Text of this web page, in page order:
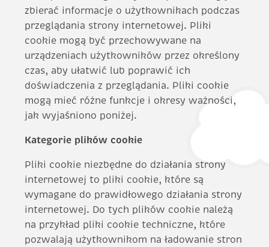
zbierać informacje o użytkownikach podczas
przeglądania strony internetowej. Pliki
cookie mogą być przechowywane na
urządzeniach użytkowników przez określony
czas, aby ułatwić lub poprawić ich
doświadczenia z przeglądania. Pliki cookie
mogą mieć różne funkcje i okresy ważności,
jak wyjaśniono poniżej.
Kategorie plików cookie
Pliki cookie niezbędne do działania strony
internetowej to pliki cookie, które są
wymagane do prawidłowego działania strony
internetowej. Do tych plików cookie należą
na przykład pliki cookie techniczne, które
pozwalają użytkownikom na ładowanie stron